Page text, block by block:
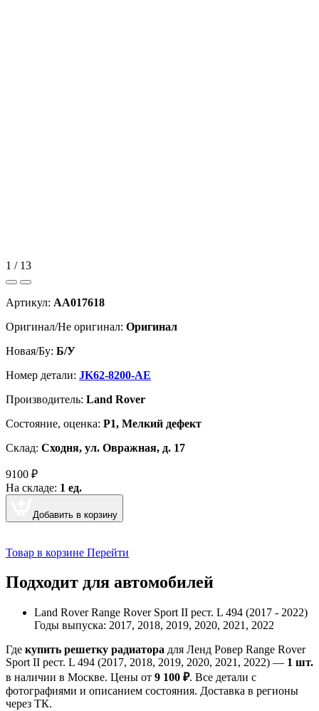
1 / 13
Артикул: AA017618
Оригинал/Не оригинал: Оригинал
Новая/Бу: Б/У
Номер детали: JK62-8200-AE
Производитель: Land Rover
Cостояние, оценка: Р1, Мелкий дефект
Склад: Сходня, ул. Овражная, д. 17
9100 ₽
На складе: 1 ед.
Добавить в корзину
Товар в корзине Перейти
Подходит для автомобилей
Land Rover Range Rover Sport II рест. L 494 (2017 - 2022)
Годы выпуска: 2017, 2018, 2019, 2020, 2021, 2022
Где купить решетку радиатора для Ленд Ровер Range Rover
Sport II рест. L 494 (2017, 2018, 2019, 2020, 2021, 2022) — 1 шт.
в наличии в Москве. Цены от 9 100 ₽. Все детали с
фотографиями и описанием состояния. Доставка в регионы
через ТК.